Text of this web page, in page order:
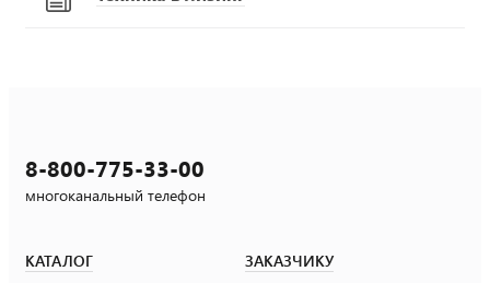
8-800-775-33-00
многоканальный телефон
КАТАЛОГ ЗАКАЗЧИКУ